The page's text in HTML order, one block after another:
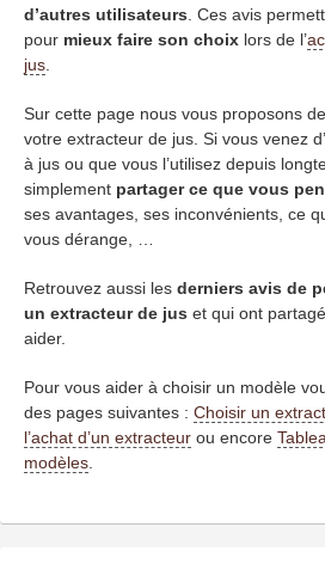
d’autres utilisateurs . Ces avis
pour mieux faire son choix lors de l’
jus
Sur cette page nous vous proposons
votre extracteur de jus. Si vous venez
à jus ou que vous l’utilisez depuis
simplement partager ce que vous
ses avantages, ses inconvénients, ce
vous dérange, …
Retrouvez aussi les derniers avis de
un extracteur de jus et qui ont
aider.
Pour vous aider à choisir un modèle
des pages suivantes : Choisir un
l’achat d’un extracteur ou encore
modèles